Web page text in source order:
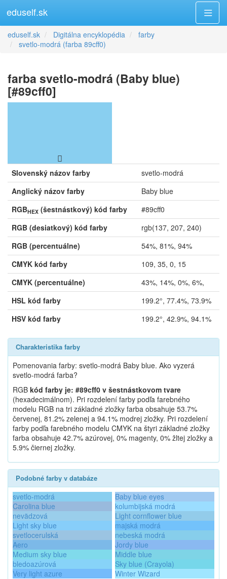
eduself.sk
eduself.sk Digitálna encyklopédia
farby
svetlo-modrá (farba 89cff0)
farba svetlo-modrá (Baby blue)
[#89cff0]
Slovenský názov farby
svetlo-modrá
Anglický názov farby
Baby blue
RGBHEX (šestnástkový) kód farby
#89cff0
RGB (desiatkový) kód farby
rgb(137, 207, 240)
RGB (percentuálne)
54%, 81%, 94%
CMYK kód farby
109, 35, 0, 15
CMYK (percentuálne)
43%, 14%, 0%, 6%,
HSL kód farby
199.2°, 77.4%, 73.9%
HSV kód farby
199.2°, 42.9%, 94.1%
Charakteristika farby
Pomenovania farby: svetlo-modrá Baby blue. Ako vyzerá
svetlo-modrá farba?
RGB kód farby je: #89cff0 v šestnástkovom tvare
(hexadecimálnom). Pri rozdelení farby podľa farebného
modelu RGB na tri základné zložky farba obsahuje 53.7%
červenej, 81.2% zelenej a 94.1% modrej zložky. Pri rozdelení
farby podľa farebného modelu CMYK na štyri základné zložky
farba obsahuje 42.7% azúrovej, 0% magenty, 0% žltej zložky a
5.9% čiernej zložky.
Podobné farby v databáze
svetlo-modrá
Baby blue eyes
Carolina blue
kolumbijská modrá
nevädzová
Light cornflower blue
Light sky blue
majská modrá
svetlocerulská
nebeská modrá
Aero
Jordy blue
Medium sky blue
Middle blue
bledoazúrová
Sky blue (Crayola)
Very light azure
Winter Wizard